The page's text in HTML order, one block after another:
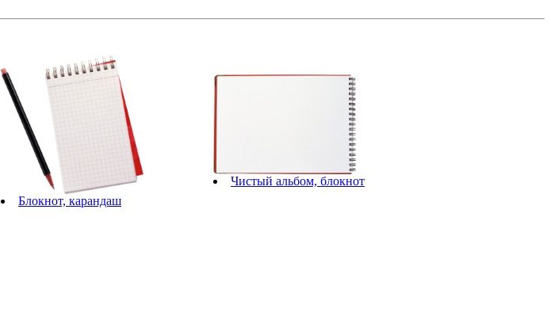
Блокнот, карандаш
Чистый альбом, блокнот